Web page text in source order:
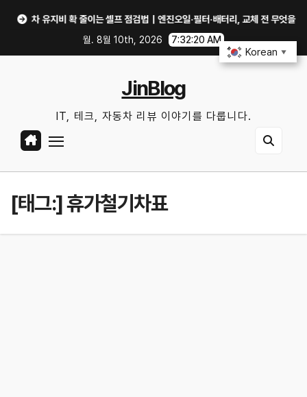
차 유지비 확 줄이는 셀프 점검법｜엔진오일·필터·배터리, 교체 전 무엇을 확인할까
월. 8월 10th, 2026
7:32:21 AM
JinBlog
IT, 테크, 자동차 리뷰 이야기를 다룹니다.
[태그:]휴가철기차표
Korean ▼